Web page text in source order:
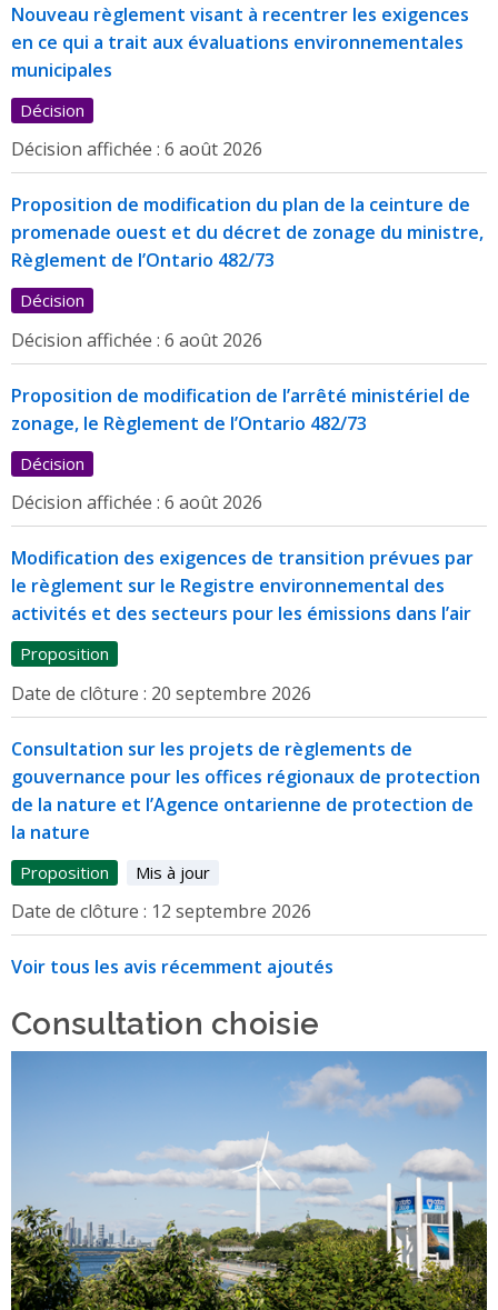
Nouveau règlement visant à recentrer les exigences
en ce qui a trait aux évaluations environnementales
municipales
Décision
Décision affichée : 6 août 2026
Proposition de modification du plan de la ceinture de
promenade ouest et du décret de zonage du ministre,
Règlement de l’Ontario 482/73
Décision
Décision affichée : 6 août 2026
Proposition de modification de l’arrêté ministériel de
zonage, le Règlement de l’Ontario 482/73
Décision
Décision affichée : 6 août 2026
Modification des exigences de transition prévues par
le règlement sur le Registre environnemental des
activités et des secteurs pour les émissions dans l’air
Proposition
Date de clôture : 20 septembre 2026
Consultation sur les projets de règlements de
gouvernance pour les offices régionaux de protection
de la nature et l’Agence ontarienne de protection de
la nature
Proposition Mis à jour
Date de clôture : 12 septembre 2026
Voir tous les avis récemment ajoutés
Consultation choisie